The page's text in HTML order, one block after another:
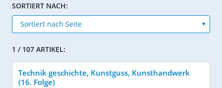
SORTIERT NACH:
1 / 107 ARTIKEL:
Technik geschichte, Kunstguss, Kunsthandwerk
(16. Folge)